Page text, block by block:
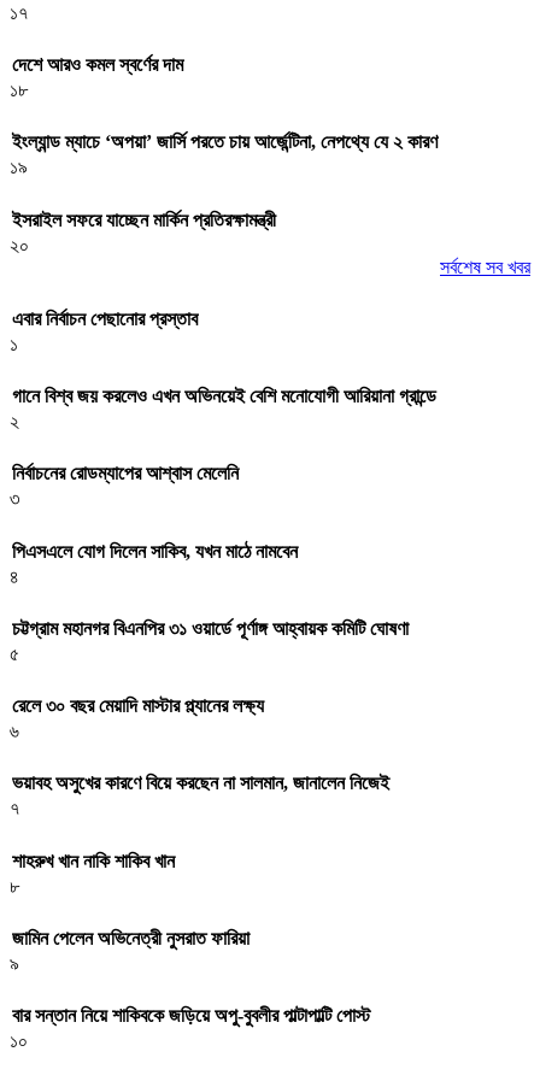
১৭
দেশে আরও কমল স্বর্ণের দাম
১৮
ইংল্যান্ড ম্যাচে ‘অপয়া’ জার্সি পরতে চায় আর্জেন্টিনা, নেপথ্যে যে ২ কারণ
১৯
ইসরাইল সফরে যাচ্ছেন মার্কিন প্রতিরক্ষামন্ত্রী
২০
সর্বশেষ সব খবর
এবার নির্বাচন পেছানোর প্রস্তাব
১
গানে বিশ্ব জয় করলেও এখন অভিনয়েই বেশি মনোযোগী আরিয়ানা গ্রান্ডে
২
নির্বাচনের রোডম্যাপের আশ্বাস মেলেনি
৩
পিএসএলে যোগ দিলেন সাকিব, যখন মাঠে নামবেন
৪
চট্টগ্রাম মহানগর বিএনপির ৩১ ওয়ার্ডে পূর্ণাঙ্গ আহ্বায়ক কমিটি ঘোষণা
৫
রেলে ৩০ বছর মেয়াদি মাস্টার প্ল্যানের লক্ষ্য
৬
ভয়াবহ অসুখের কারণে বিয়ে করছেন না সালমান, জানালেন নিজেই
৭
শাহরুখ খান নাকি শাকিব খান
৮
জামিন পেলেন অভিনেত্রী নুসরাত ফারিয়া
৯
বার সন্তান নিয়ে শাকিবকে জড়িয়ে অপু-বুবলীর পাল্টাপাল্টি পোস্ট
১০